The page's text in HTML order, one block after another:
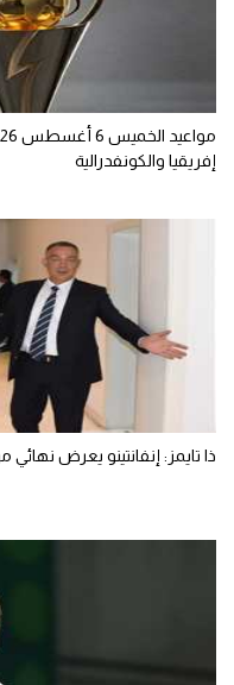
إفريقيا والكونفدرالية
ذا تايمز: إنفانتينو يعرض نهائي مونديال 2030 على